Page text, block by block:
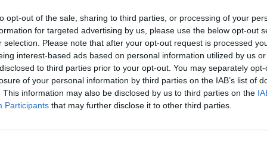
opt-out of the sale, sharing to third parties, or processing of your
for targeted advertising by us, please use the below opt-out
selection. Please note that after your opt-out request is processed
interest-based ads based on personal information utilized by us
to third parties prior to your opt-out. You may separately
of your personal information by third parties on the IAB’s list of
This information may also be disclosed by us to third parties on the
Participants that may further disclose it to other third parties.